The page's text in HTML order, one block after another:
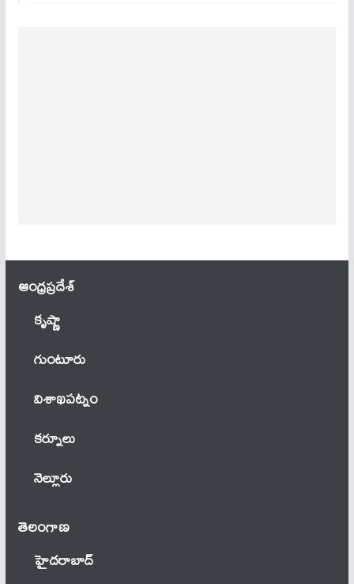
ఆంధ్ర‌ప్ర‌దేశ్
కృష్ణా
గుంటూరు
విశాఖపట్నం
కర్నూలు
నెల్లూరు
తెలంగాణ‌
హైదరాబాద్